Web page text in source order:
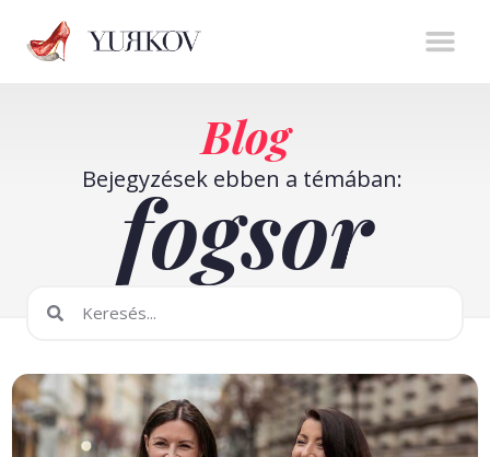
Blog
Bejegyzések ebben a témában:
fogsor